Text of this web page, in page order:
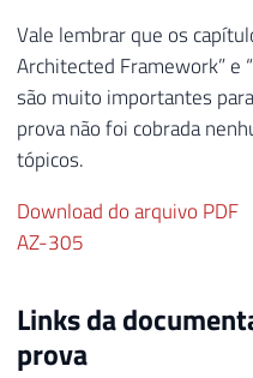
Vale lembrar que os
Architected Framework” e
são muito importantes
prova não foi cobrada
tópicos.
Download do arquivo PDF
AZ-305
Links da
prova